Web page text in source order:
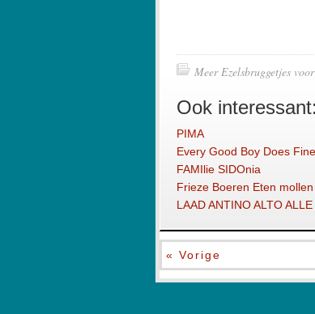
Meer Ezelsbruggetjes voor
Ook interessant:
PIMA
Every Good Boy Does Fine
FAMIlie SIDOnia
Frieze Boeren Eten mollen
LAAD ANTINO ALTO
« Vorige